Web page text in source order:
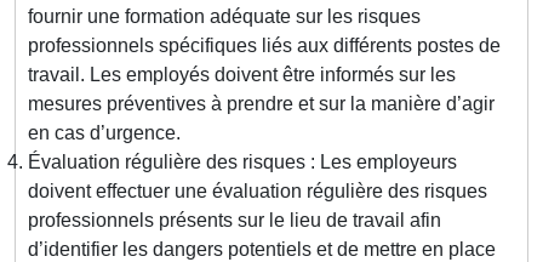
fournir une formation adéquate sur les risques
professionnels spécifiques liés aux différents postes de
travail. Les employés doivent être informés sur les
mesures préventives à prendre et sur la manière d’agir
en cas d’urgence.
Évaluation régulière des risques : Les employeurs
doivent effectuer une évaluation régulière des risques
professionnels présents sur le lieu de travail afin
d’identifier les dangers potentiels et de mettre en place